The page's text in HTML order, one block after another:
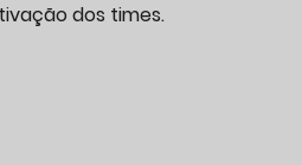
dos times.